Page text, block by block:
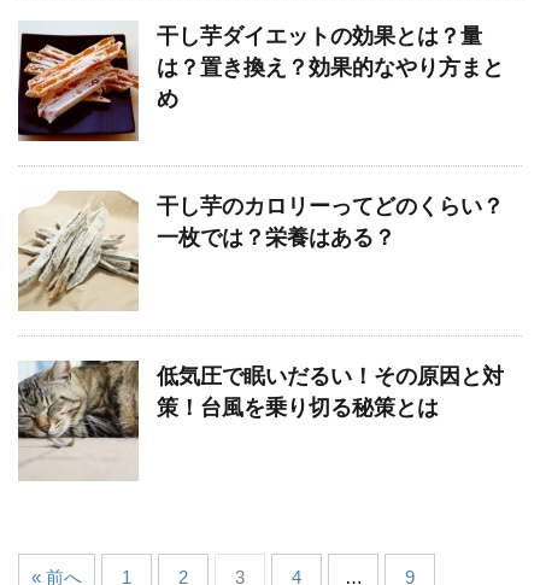
干し芋ダイエットの効果とは？量
は？置き換え？効果的なやり方まと
め
干し芋のカロリーってどのくらい？
一枚では？栄養はある？
低気圧で眠いだるい！その原因と対
策！台風を乗り切る秘策とは
« 前へ 1 2 3 4 … 9